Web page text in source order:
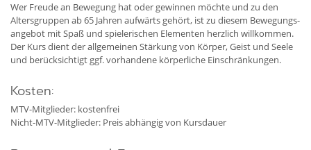
Wer Freude an Bewegung hat oder gewinnen möchte und zu den
Altersgruppen ab 65 Jahren aufwärts gehört, ist zu diesem Bewegungs-
angebot mit Spaß und spielerischen Elementen herzlich willkommen.
Der Kurs dient der allgemeinen Stärkung von Körper, Geist und Seele
und berücksichtigt ggf. vorhandene körperliche Einschränkungen.
Kosten:
MTV-Mitglieder: kostenfrei
Nicht-MTV-Mitglieder: Preis abhängig von Kursdauer